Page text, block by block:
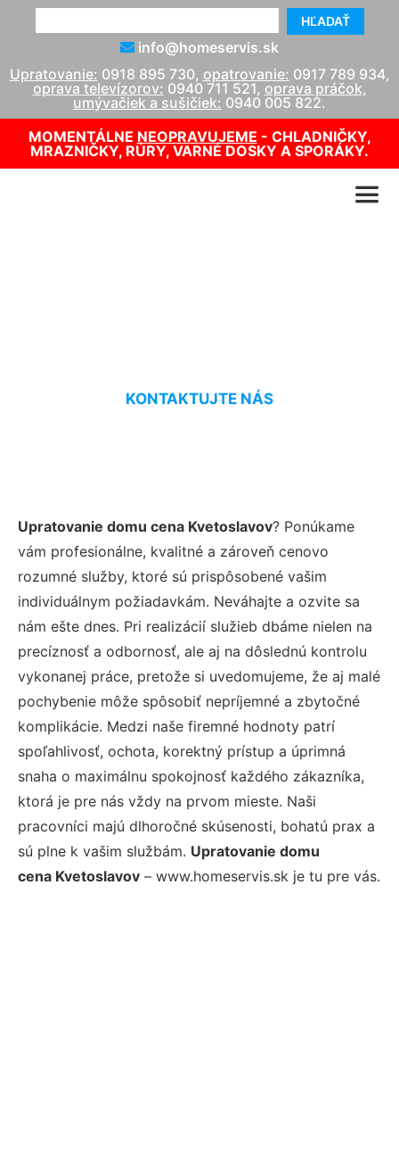
HĽADAŤ
info@homeservis.sk
Upratovanie: 0918 895 730, opatrovanie: 0917 789 934,
oprava televízorov: 0940 711 521, oprava práčok,
umývačiek a sušičiek: 0940 005 822.
MOMENTÁLNE NEOPRAVUJEME - CHLADNIČKY,
MRAZNIČKY, RÚRY, VARNÉ DOSKY A SPORÁKY.
KONTAKTUJTE NÁS
Upratovanie domu cena Kvetoslavov? Ponúkame
vám profesionálne, kvalitné a zároveň cenovo
rozumné služby, ktoré sú prispôsobené vašim
individuálnym požiadavkám. Neváhajte a ozvite sa
nám ešte dnes. Pri realizácií služieb dbáme nielen na
precíznosť a odbornosť, ale aj na dôslednú kontrolu
vykonanej práce, pretože si uvedomujeme, že aj malé
pochybenie môže spôsobiť nepríjemné a zbytočné
komplikácie. Medzi naše firemné hodnoty patrí
spoľahlivosť, ochota, korektný prístup a úprimná
snaha o maximálnu spokojnosť každého zákazníka,
ktorá je pre nás vždy na prvom mieste. Naši
pracovníci majú dlhoročné skúsenosti, bohatú prax a
sú plne k vašim službám. Upratovanie domu
cena Kvetoslavov – www.homeservis.sk je tu pre vás.